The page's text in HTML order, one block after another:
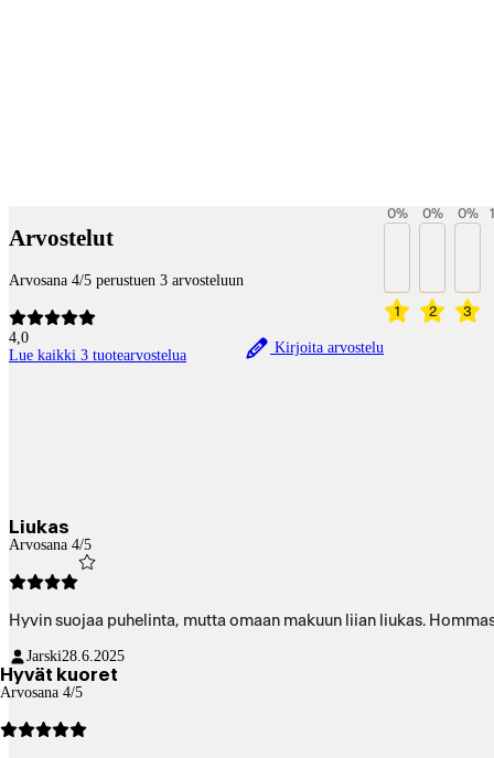
Arvostelut
Arvosana 4/5 perustuen 3 arvosteluun
4,0
Lue kaikki 3 tuotearvostelua
Kirjoita arvostelu
1
0%
2
0%
3
0%
Liukas
Arvosana 4/5
Hyvin suojaa puhelinta, mutta omaan makuun liian liukas.
Jarski28.6.2025
Hyvät kuoret
Arvosana 4/5